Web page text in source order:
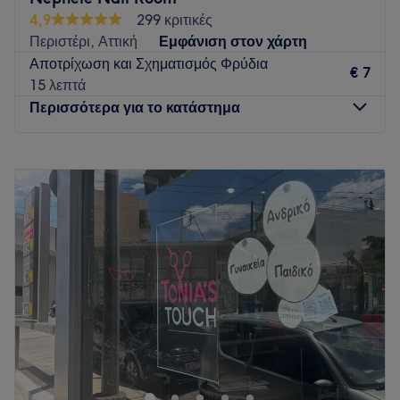
4,9
299 κριτικές
Περιστέρι, Αττική
Εμφάνιση στον χάρτη
Αποτρίχωση και Σχηματισμός Φρύδια
15 λεπτά
€ 7
Περισσότερα για το κατάστημα
Τρίτη
10:00
20:00
Τετάρτη
10:00– 20:00
Πέμπτη
10:00
20:00
Παρασκευή
10:00 –20:00
09:00– 17:00
Κυριακή
Κλειστό
Το Nephele Nail Room είναι ο ιδανικός προορισμός για
περιποίηση άκρων, σε έναν σύγχρονο και κομψό χώρο.
Αφήστε τον εαυτό σας να απολαύσει την απόλυτη φροντίδα
από το εξειδικευμένο προσωπικό μας, και ζήστε μία